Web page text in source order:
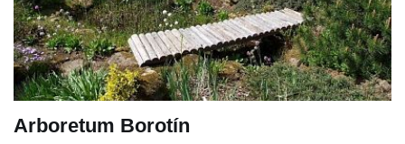
Arboretum Borotín